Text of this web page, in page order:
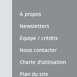
À propos
Newsletters
Équipe / crédits
Nous contacter
Charte d'utilisation
Plan du site